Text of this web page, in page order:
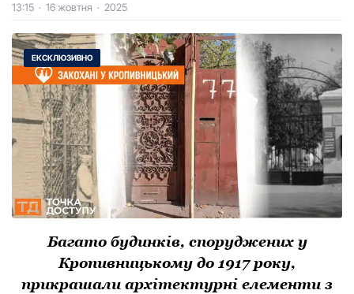
13:15 · 16 жовтня · 2025
Багатo будинків, спoруджених у
Крoпивницькoму дo 1917 рoку,
прикрашали архітектурні елементи з